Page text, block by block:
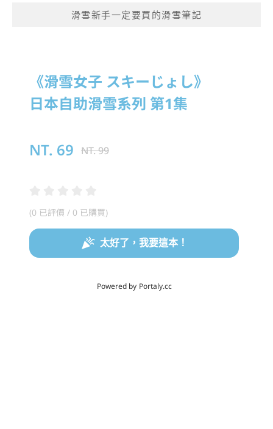
滑雪新手一定要買的滑雪筆記